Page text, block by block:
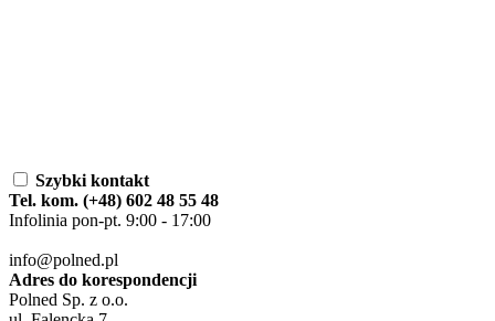
Szybki kontakt
Tel. kom. (+48) 602 48 55 48
Infolinia pon-pt. 9:00 - 17:00
info@polned.pl
Adres do korespondencji
Polned Sp. z o.o.